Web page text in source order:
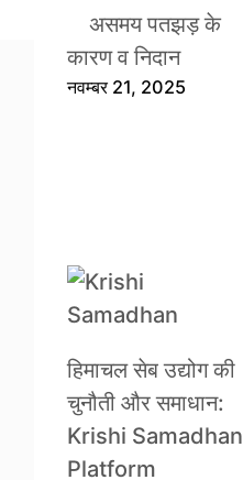
असमय पतझड़ के
कारण व निदान
नवम्बर 21, 2025
हिमाचल सेब उद्योग की
चुनौती और समाधान:
Krishi Samadhan
Platform